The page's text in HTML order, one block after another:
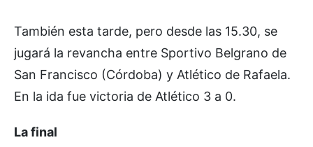
También esta tarde, pero desde las 15.30, se
jugará la revancha entre Sportivo Belgrano de
San Francisco (Córdoba) y Atlético de Rafaela.
En la ida fue victoria de Atlético 3 a 0.
La final